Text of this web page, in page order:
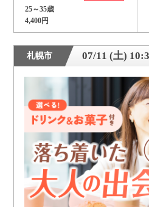
25～35歳
4,400円
札幌市 07/11 (土)